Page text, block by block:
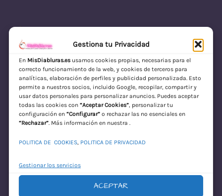
Gestiona tu Privacidad
En MisDiabluras.esusamos cookies propias, necesarias para el
correcto funcionamiento de la web, y cookies de terceros para
analíticas, elaboración de perfiles y publicidad personalizada. Esto
permite a nuestros socios, incluido Google, recopilar, compartir y
usar datos personales para personalizar anuncios. Puedes aceptar
todas las cookies con “Aceptar Cookies”, personalizar tu
configuración en “Configurar”o rechazar las no esenciales en
“Rechazar”. Más información en nuestra .
POLITICA DE COOKIES, POLITICA DE PRIVACIDAD
Gestionar los servicios
ACEPTAR
MisDiabluras | Sexshop Online con Envío
Discreto en España
Acceder